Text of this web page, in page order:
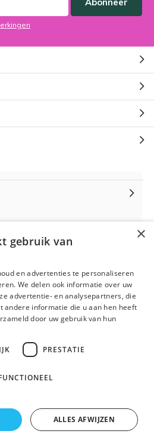
t/m 21 augustus. Bestellen is
niet mogelijk.
B01
RSS-feed
9 -9Reviews @Kiyoh
×
gebruik van
en advertenties te personaliseren
We delen ook informatie over uw
advertentie- en analysepartners, die
andere informatie die u aan hen heeft
door uw gebruik van hun
PRESTATIE
ALLES AFWIJZEN